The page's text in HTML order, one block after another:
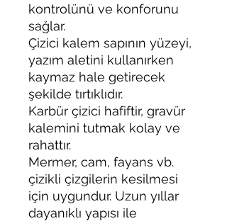
kontrolünü ve konforunu
sağlar.
Çizici kalem sapının yüzeyi,
yazım aletini kullanırken
kaymaz hale getirecek
şekilde tırtıklıdır.
Karbür çizici hafiftir, gravür
kalemini tutmak kolay ve
rahattır.
Mermer, cam, fayans vb.
çizikli çizgilerin kesilmesi
için uygundur. Uzun yıllar
dayanıklı yapısı ile